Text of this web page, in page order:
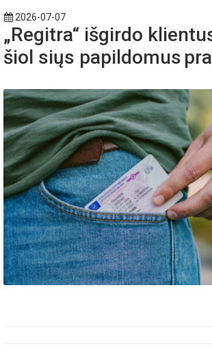
2026-07-07
„Regitra“ išgirdo
šiol siųs papildomus